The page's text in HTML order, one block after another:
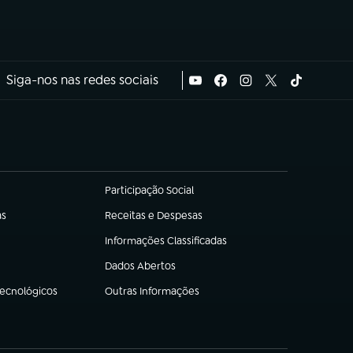
Siga-nos nas redes sociais
Participação Social
(abre em nova aba)
Receitas e Despesas
(abre em nova aba)
Informações Classificadas
(abre em nova aba)
Dados Abertos
(abre em nova aba)
Outras Informações
(abre em nova aba)